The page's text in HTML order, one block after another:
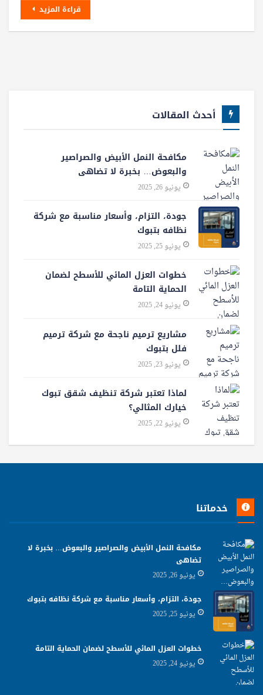
قراءة المزيد
أحدث المقالات
مكافحة النمل الأبيض والصراصير
والبعوض… بخبرة لا تضاهى
يونيو 26, 2025
جودة، التزام، وأسعار مناسبة مع شركة
نظافه بتبوك
يونيو 25, 2025
خطوات العزل المائي للأسطح لضمان
الحماية التامة
يونيو 24, 2025
مشاريع ترميم ناجحة مع شركة ترميم
فلل بتبوك
يونيو 23, 2025
لماذا تعتبر شركة تنظيف شقق تبوك
خيارك المثالي؟
يونيو 22, 2025
خدماتنا
مكافحة النمل الأبيض والصراصير والبعوض… بخبرة لا
تضاهى
يونيو 26, 2025
جودة، التزام، وأسعار مناسبة مع شركة نظافه بتبوك
يونيو 25, 2025
خطوات العزل المائي للأسطح لضمان الحماية التامة
يونيو 24, 2025